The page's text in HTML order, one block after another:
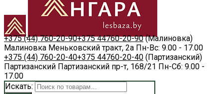
+375 (44) 760-20-90+375 44760-20-90 (Малиновка)
Малиновка Меньковский тракт, 2а Пн-Вс: 9.00 - 17.00
+375 (44) 760-20-40+375 44760-20-40 (Партизанский)
Партизанский Партизанский пр-т, 168/21 Пн-Сб: 9.00 -
17.00
Искать: